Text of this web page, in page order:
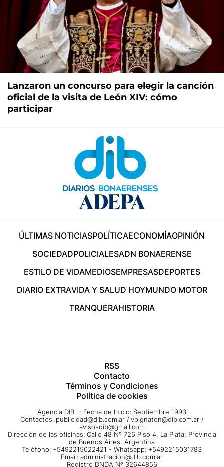
Lanzaron un concurso para elegir la canción
oficial de la visita de León XIV: cómo
participar
ÚLTIMAS NOTICIASPOLÍTICAECONOMÍAOPINIÓN
SOCIEDADPOLICIALESADN BONAERENSE
ESTILO DE VIDAMEDIOSEMPRESASDEPORTES
DIARIO EXTRAVIDA Y SALUD HOYMUNDO MOTOR
TRANQUERAHISTORIA
RSS
Contacto
Términos y Condiciones
Política de cookies
Agencia DIB - Fecha de Inicio: Septiembre 1993
Contactos: publicidad@dib.com.ar / vpignaton@dib.com.ar /
avisosdib@gmail.com
Dirección de las oficinas: Calle 48 Nº 726 Piso 4, La Plata; Provincia
de Buenos Aires, Argentina
Teléfono: +5492215022421 - Whatsapp: +5492215031783
Email: administracion@dib.com.ar
Registro DNDA Nº 32644856